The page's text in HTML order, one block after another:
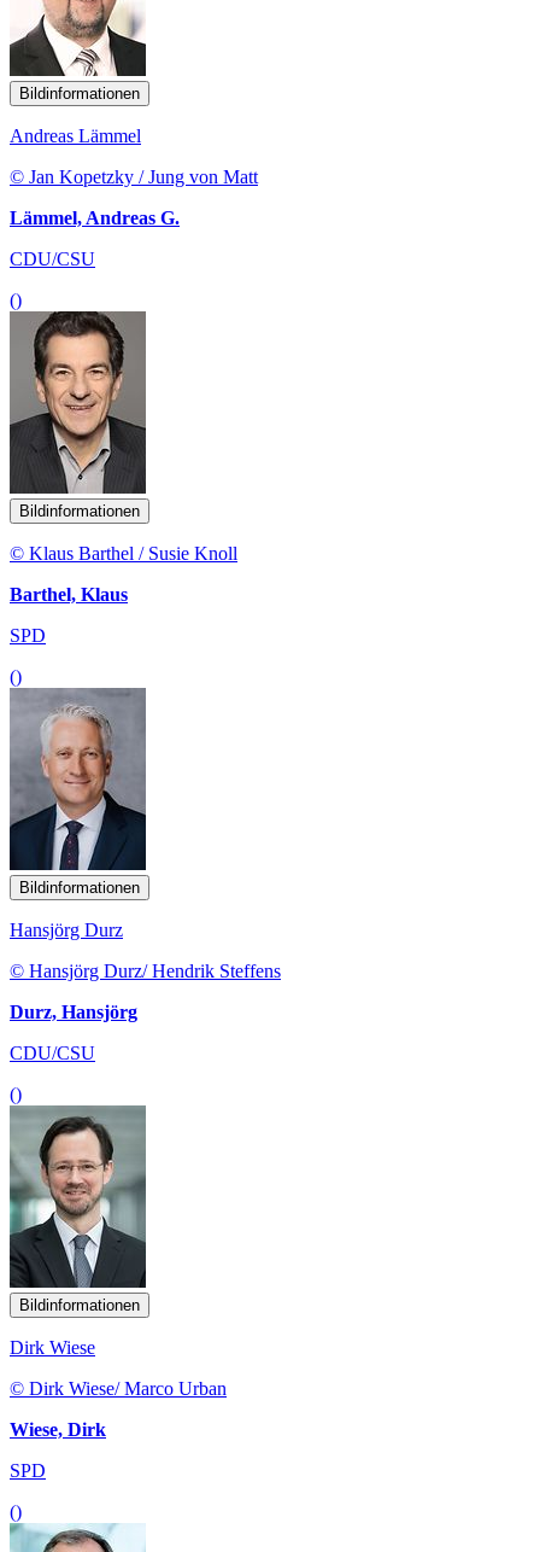
Bildinformationen
Andreas Lämmel
© Jan Kopetzky / Jung von Matt
Lämmel, Andreas G.
CDU/CSU
()
Bildinformationen
© Klaus Barthel / Susie Knoll
Barthel, Klaus
SPD
()
Bildinformationen
Hansjörg Durz
© Hansjörg Durz/ Hendrik Steffens
Durz, Hansjörg
CDU/CSU
()
Bildinformationen
Dirk Wiese
© Dirk Wiese/ Marco Urban
Wiese, Dirk
SPD
()